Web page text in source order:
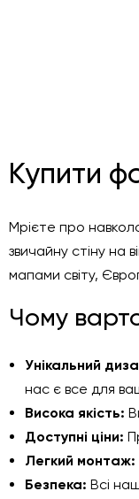
Купити
Мрієте про
звичайну стіну
мапами світу,
Чому
Унікальний
нас є все для
Висока якість:
Доступні ціни:
Легкий монтаж:
Безпека: Всі